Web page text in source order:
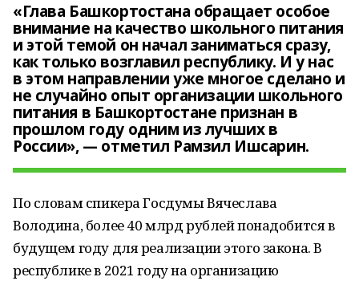
«Глава Башкортостана обращает особое
внимание на качество школьного питания
и этой темой он начал заниматься сразу,
как только возглавил республику. И у нас
в этом направлении уже многое сделано и
не случайно опыт организации школьного
питания в Башкортостане признан в
прошлом году одним из лучших в
России», — отметил Рамзил Ишсарин.
По словам спикера Госдумы Вячеслава
Володина, более 40 млрд рублей понадобится в
будущем году для реализации этого закона. В
республике в 2021 году на организацию